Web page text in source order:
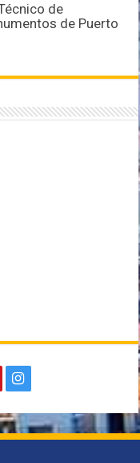
de
de Puerto